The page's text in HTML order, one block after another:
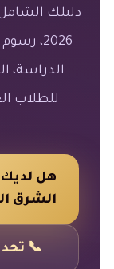
دليلك
2026،
الدراسة،
للطلاب
هل
الشرق
📞